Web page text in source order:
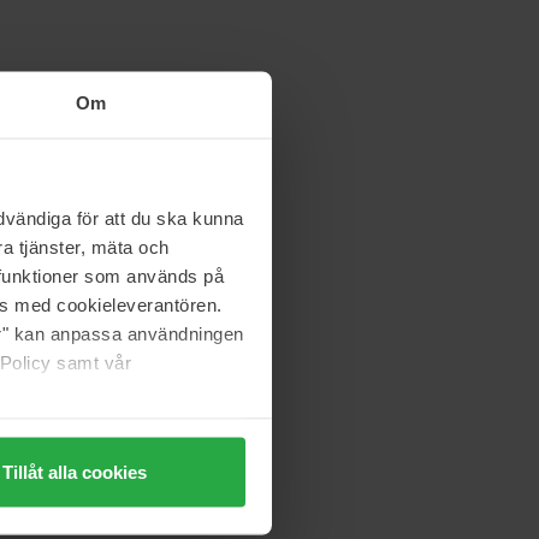
Om
för att du ska kunna
tjänster, mäta och
som används på
med cookieleverantören.
kan anpassa användningen
samt vår
Tillåt alla cookies